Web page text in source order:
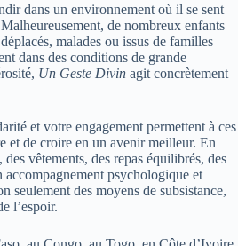
dans un environnement où il se sent
de nombreux enfants
malades ou issus de familles
dans des conditions de grande
Un Geste Divin agit concrètement
et votre engagement permettent à ces
et de croire en un avenir meilleur. En
vêtements, des repas équilibrés, des
accompagnement psychologique et
seulement des moyens de subsistance,
l’espoir.